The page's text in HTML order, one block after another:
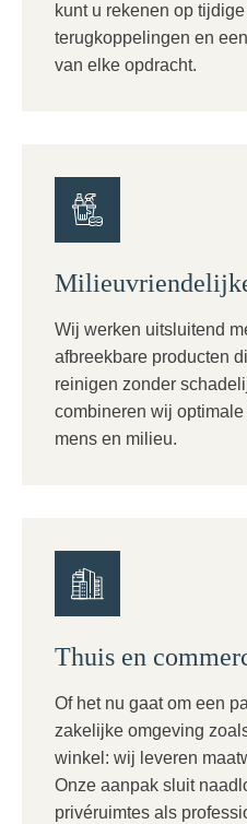
kunt u rekenen op
terugkoppelingen en
van elke opdracht.
Wij werken uitsluitend
afbreekbare producten
reinigen zonder
combineren wij
mens en milieu.
Thuis en
Of het nu gaat om een
zakelijke omgeving
winkel: wij leveren
Onze aanpak sluit
privéruimtes als